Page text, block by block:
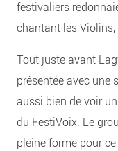
festivaliers
chantant les Violins,
Tout juste avant
présentée avec une
aussi bien de voir
du FestiVoix. Le
pleine forme pour